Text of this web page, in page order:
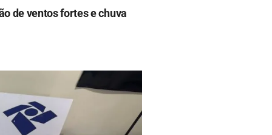
de ventos fortes e chuva